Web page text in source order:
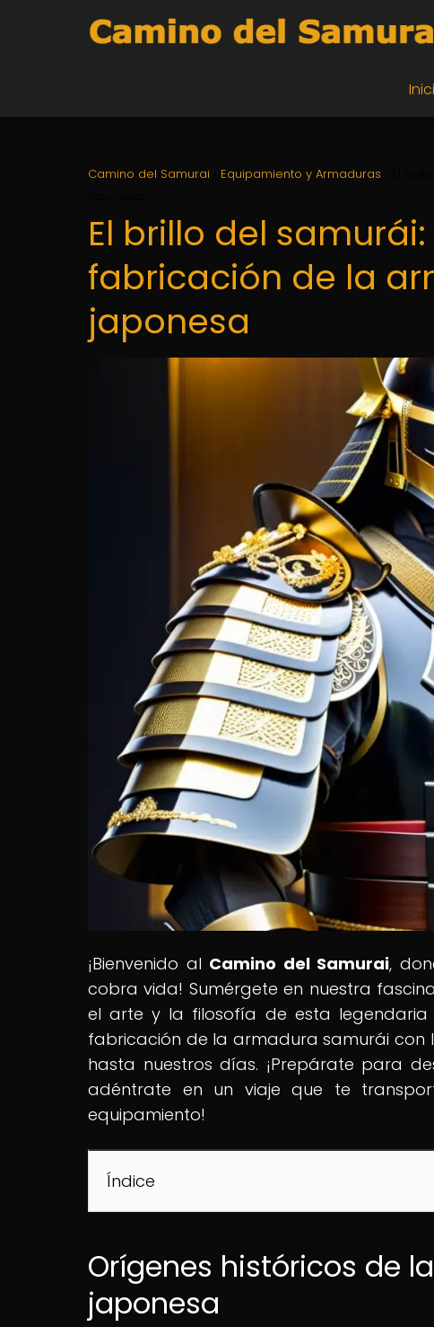
Camino del Samurai Equipamiento y Armaduras
El brillo del
fabricación de la
japonesa
¡Bienvenido al Camino del Samurai,
cobra vida! Sumérgete en nuestra
el arte y la filosofía de esta legendaria
fabricación de la armadura samurái con
hasta nuestros días. ¡Prepárate para
adéntrate en un viaje que te
equipamiento!
Índice
Orígenes históricos de
japonesa